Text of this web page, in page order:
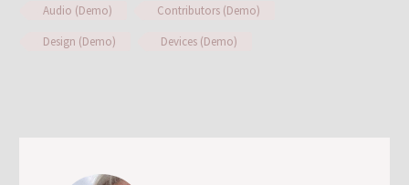
Audio (Demo)
Contributors (Demo)
Design (Demo)
Devices (Demo)